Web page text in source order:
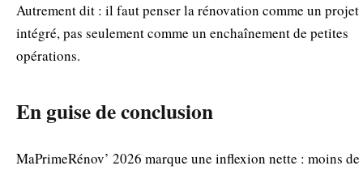
Autrement dit : il faut penser la rénovation comme un projet
intégré, pas seulement comme un enchaînement de petites
opérations.
En guise de conclusion
MaPrimeRénov’ 2026 marque une inflexion nette : moins de